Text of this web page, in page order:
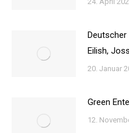
Eilish,
20. Januar
Green
12.